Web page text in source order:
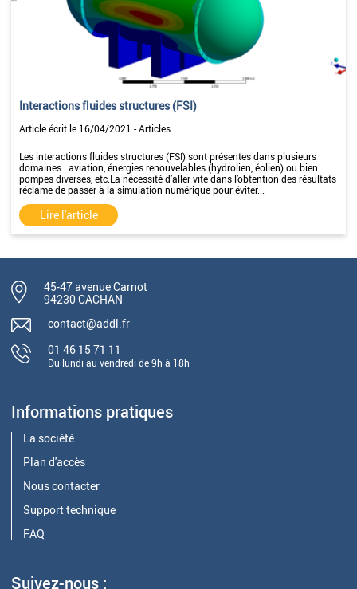
Interactions fluides structures (FSI)
Article écrit le 16/04/2021 - Articles
Les interactions fluides structures (FSI) sont présentes dans plusieurs
domaines : aviation, énergies renouvelables (hydrolien, éolien) ou bien
pompes diverses, etc.La nécessité d’aller vite dans l’obtention des résultats
réclame de passer à la simulation numérique pour éviter...
Lire l'article
45-47 avenue Carnot
94230 CACHAN
contact@addl.fr
01 46 15 71 11
Du lundi au vendredi de 9h à 18h
Informations pratiques
La société
Plan d'accès
Nous contacter
Support technique
FAQ
Suivez-nous :